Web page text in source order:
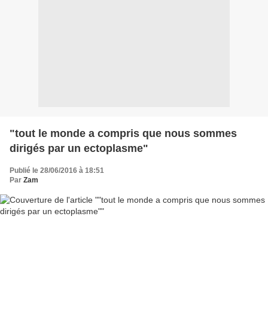
"tout le monde a compris que nous sommes
dirigés par un ectoplasme"
Publié le 28/06/2016 à 18:51
Par Zam